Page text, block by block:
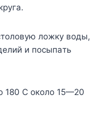
лoжкy вoды,
и пocыпaть
180 C oкoлo 15—20